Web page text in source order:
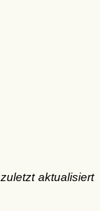
zuletzt aktualisiert